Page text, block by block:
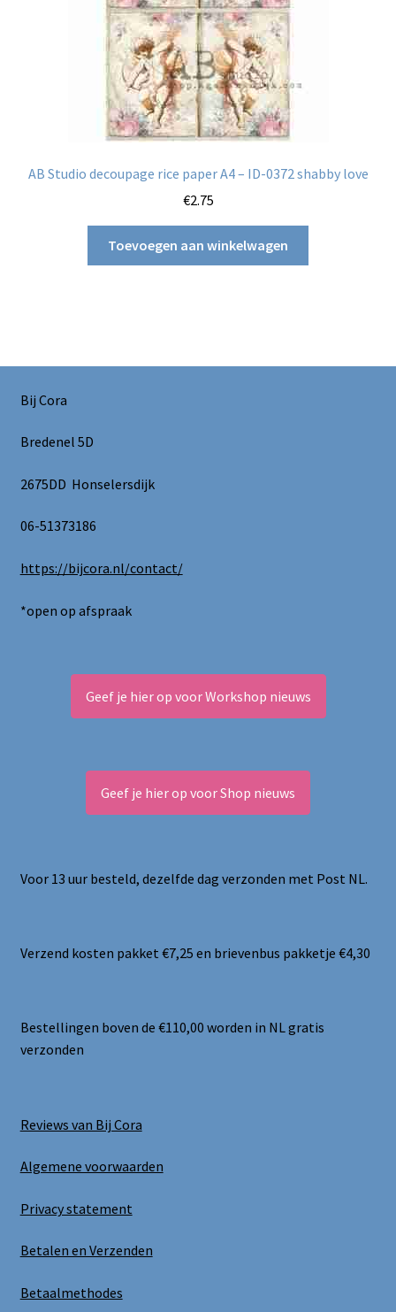
AB Studio decoupage rice paper A4 – ID-0372 shabby love
€2.75
Toevoegen aan winkelwagen
Bij Cora
Bredenel 5D
2675DD Honselersdijk
06-51373186
https://bijcora.nl/contact/
*open op afspraak
Geef je hier op voor Workshop nieuws
Geef je hier op voor Shop nieuws
Voor 13 uur besteld, dezelfde dag verzonden met Post NL.
Verzend kosten pakket €7,25 en brievenbus pakketje €4,30
Bestellingen boven de €110,00 worden in NL gratis
verzonden
Reviews van Bij Cora
Algemene voorwaarden
Privacy statement
Betalen en Verzenden
Betaalmethodes